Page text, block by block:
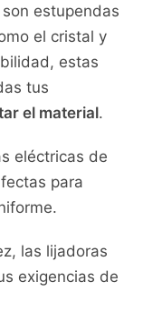
estupendas
el cristal y
estas
tus
el material.
eléctricas de
para
las lijadoras
exigencias de